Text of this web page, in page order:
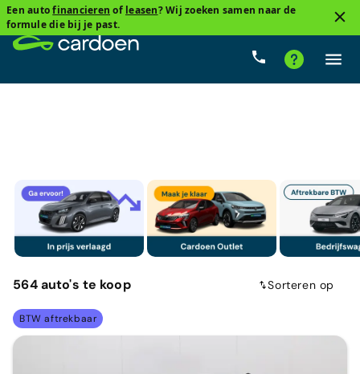
Een autofinancieren of leasen? Wij zoeken samen naar de
formule die bij je past.
Type versnelling
564auto's te koop Sorteren op
BTW aftrekbaar